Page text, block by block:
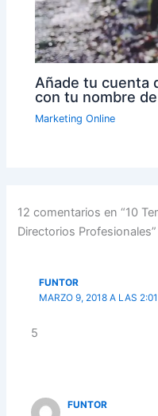
Añade tu cuenta
con tu nombre
Marketing Online
12 comentarios en “10
Directorios Profesionales”
FUNTOR
MARZO 9, 2018 A LAS
5
FUNTOR